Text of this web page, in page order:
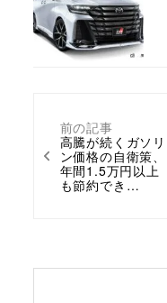
前の記事
高騰が続くガソリ
ン価格の自衛策、
年間1.5万円以上
も節約でき…